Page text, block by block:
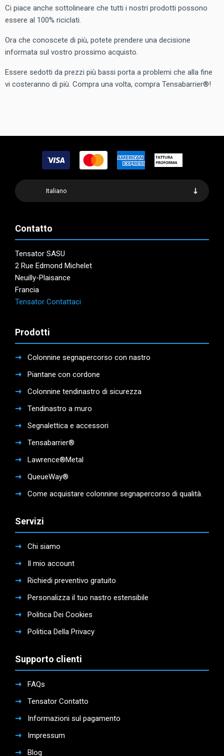
Ci piace anche sottolineare che tutti i nostri prodotti possono
essere al 100% riciclati.
Ora che conoscete di più, potete prendere una decisione
informata sul vostro prossimo acquisto.
Essere sedotti da prezzi più bassi porta a problemi che alla fine
vi costeranno di più. Compra una volta, compra Tensabarrier®!
Italiano
Contatto
Tensator SASU
2 Rue Edmond Michelet
Neuilly-Plaisance
Francia
Tensator Contattaci
Prodotti
Colonnine segnapercorso con nastro
Piantane con cordone
Colonnine tendinastro di sicurezza
Tendinastro a muro
Segnalettica e accessori
Tensabarrier®
Lawrence®Metal
QueueWay®
Come acquistare colonnine segnapercorso di qualità.
Servizi
Chi siamo
Il mio account
Richiedi preventivo gratuito
Personalizza il tuo nastro estensibile
Politica Dei Cookies
Politica Della Privacy
Supporto clienti
FAQs
Tensator Contatto
Informazioni sul pagamento
Impressum
Blog